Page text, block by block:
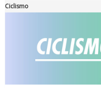
Ddl Lobby, Uisp: “Il
Ciclismo